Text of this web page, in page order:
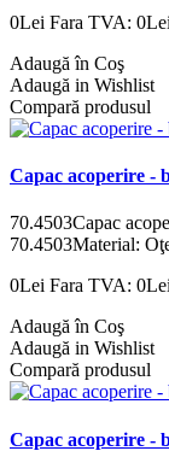
0Lei Fara TVA: 0Lei
Adaugă în Coş
Adaugă in Wishlist
Compară produsul
Capac acoperire -
70.4503Capac
70.4503Material:
0Lei Fara TVA: 0Lei
Adaugă în Coş
Adaugă in Wishlist
Compară produsul
Capac acoperire -